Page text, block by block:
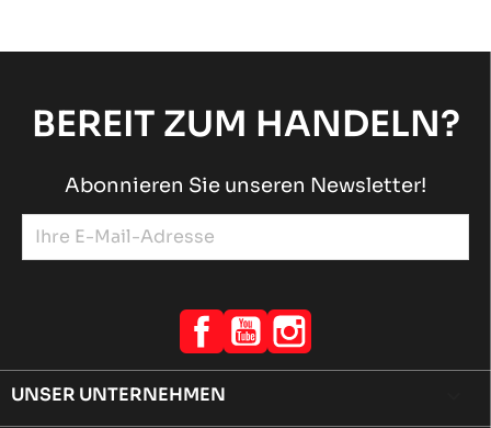
BEREIT ZUM HANDELN?
Abonnieren Sie unseren Newsletter!
Facebook
YouTube
UNSER UNTERNEHMEN